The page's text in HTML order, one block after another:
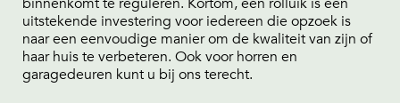
uitstekende investering voor iedereen die opzoek is
naar een eenvoudige manier om de kwaliteit van zijn of
haar huis te verbeteren. Ook voor horren en
garagedeuren kunt u bij ons terecht.